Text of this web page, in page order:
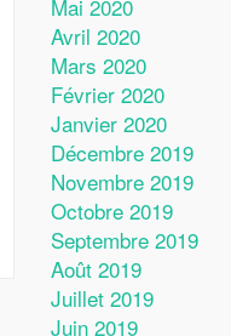
Mai 2020
Avril 2020
Mars 2020
Février 2020
Janvier 2020
Décembre 2019
Novembre 2019
Octobre 2019
Septembre 2019
Août 2019
Juillet 2019
Juin 2019